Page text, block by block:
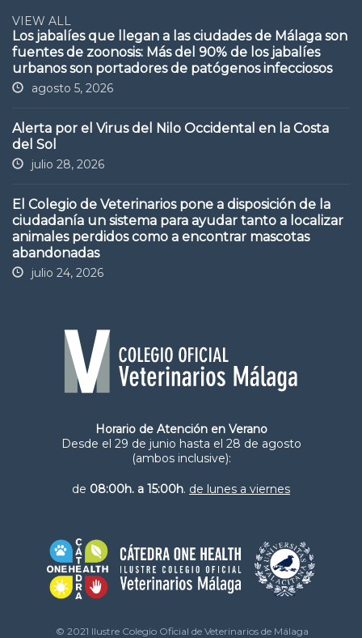
VIEW ALL
Los jabalíes que llegan a las ciudades de Málaga son
fuentes de zoonosis: Más del 90% de los jabalíes
urbanos son portadores de patógenos infecciosos
agosto 5, 2026
Alerta por el Virus del Nilo Occidental en la Costa
del Sol
julio 28, 2026
El Colegio de Veterinarios pone a disposición de la
ciudadanía un sistema para ayudar tanto a localizar
animales perdidos como a encontrar mascotas
abandonadas
julio 24, 2026
Horario de Atención en Verano
Desde el 29 de junio hasta el 28 de agosto
(ambos inclusive):
de 08:00h. a 15:00h. de lunes a viernes
© 2021 Ilustre Colegio Oficial de Veterinarios de Málaga